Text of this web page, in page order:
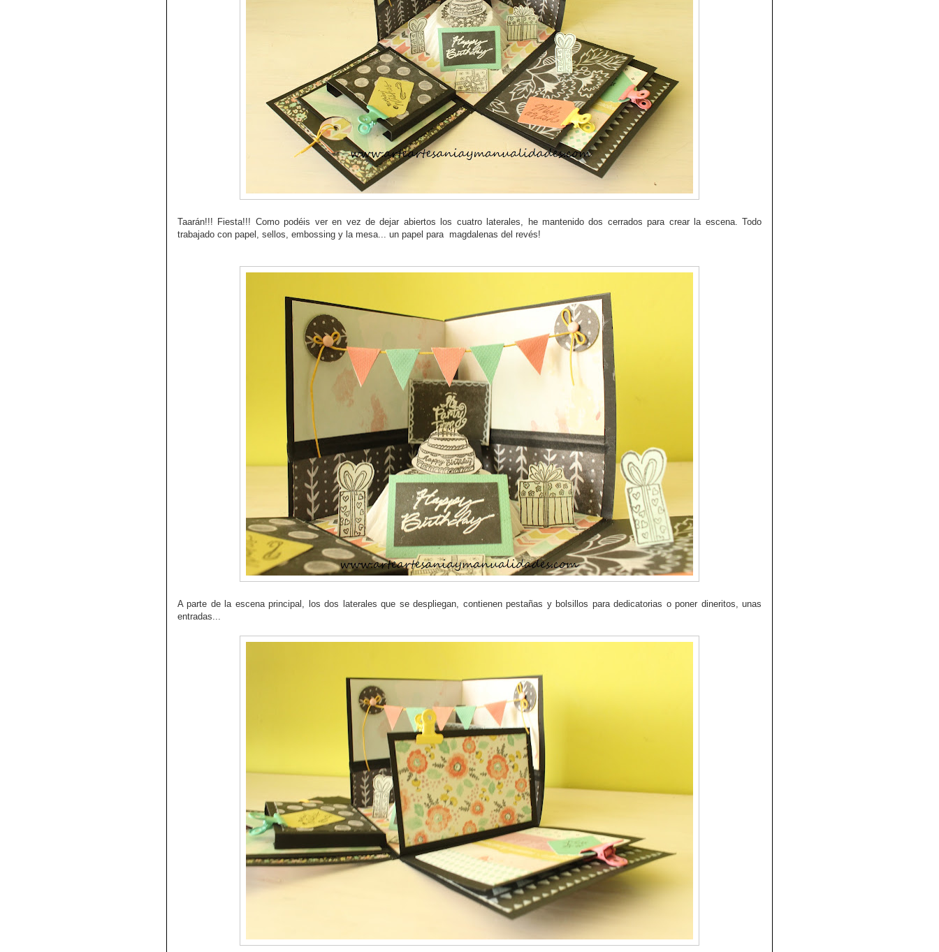
Taarán!!! Fiesta!!! Como podéis ver en vez de dejar abiertos los cuatro laterales, he mantenido dos cerrados para crear la escena. Todo
trabajado con papel, sellos, embossing y la mesa... un papel para magdalenas del revés!
A parte de la escena principal, los dos laterales que se despliegan, contienen pestañas y bolsillos para dedicatorias o poner dineritos, unas
entradas...